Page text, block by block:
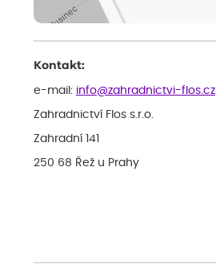
Kontakt:
e-mail: info@zahradnictvi-flos.cz
Zahradnictví Flos s.r.o.
Zahradní 141
250 68 Řež u Prahy